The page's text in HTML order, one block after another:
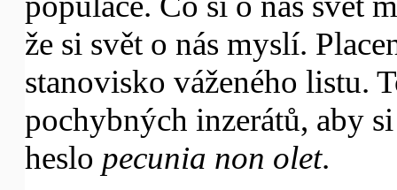
že si svět o nás myslí.
stanovisko váženého listu.
pochybných inzerátů, aby
heslo pecunia non olet.